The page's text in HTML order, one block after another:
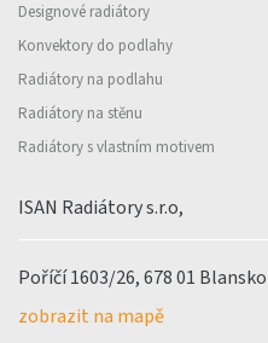
Designové radiátory
Konvektory do podlahy
Radiátory na podlahu
Radiátory na stěnu
Radiátory s vlastním motivem
ISAN Radiátory s.r.o,
Poříčí 1603/26, 678 01 Blansko
zobrazit na mapě